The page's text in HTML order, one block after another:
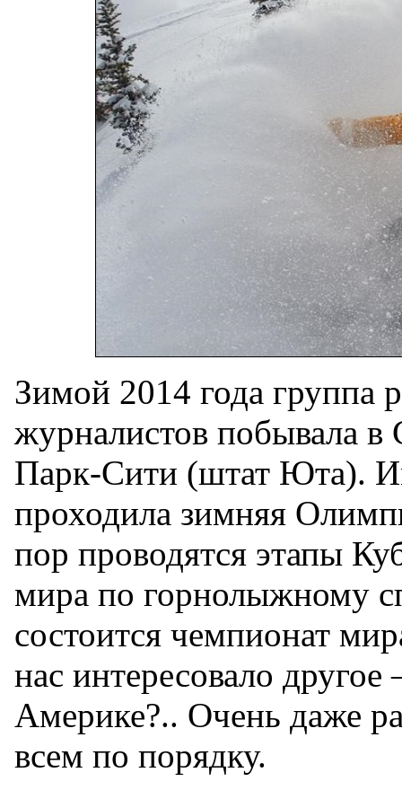
Зимой 2014 года группа
журналистов побывала
Парк-Сити (штат Юта).
проходила зимняя
пор проводятся этапы
мира по горнолыжному
состоится чемпионат
нас интересовало другое
Америке?.. Очень даже
всем по порядку.